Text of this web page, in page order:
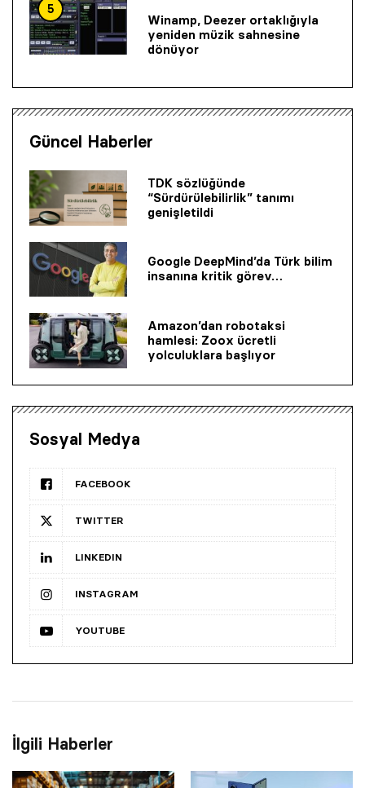
5
Winamp, Deezer ortaklığıyla
yeniden müzik sahnesine
dönüyor
Güncel Haberler
TDK sözlüğünde
“Sürdürülebilirlik” tanımı
genişletildi
Google DeepMind’da Türk bilim
insanına kritik görev…
Amazon’dan robotaksi
hamlesi: Zoox ücretli
yolculuklara başlıyor
Sosyal Medya
FACEBOOK
TWITTER
LINKEDIN
INSTAGRAM
YOUTUBE
İlgili Haberler